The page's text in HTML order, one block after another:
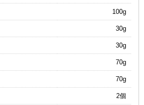
100g
30g
30g
70g
70g
2個